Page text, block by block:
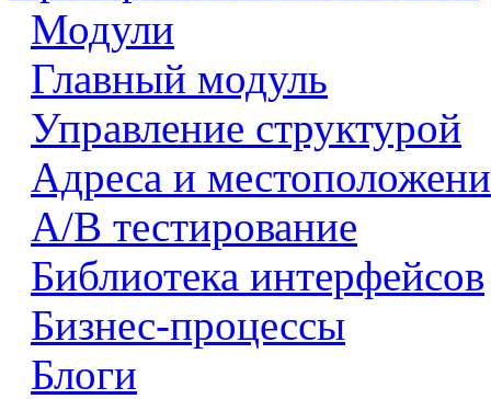
Модули
Главный модуль
Управление структурой
Адреса и
А/В тестирование
Библиотека интерфейсов
Бизнес-процессы
Блоги